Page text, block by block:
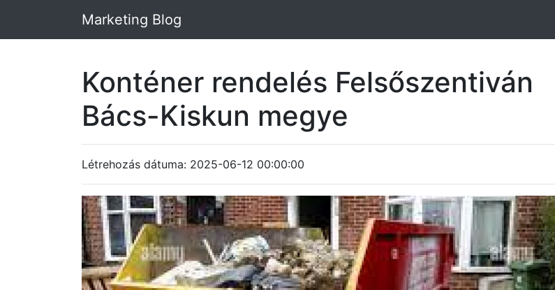
Marketing Blog
Konténer rendelés Felsőszentiván
Bács-Kiskun megye
Létrehozás dátuma: 2025-06-12 00:00:00